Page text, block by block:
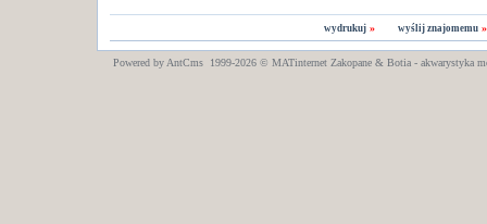
wydrukuj » wyślij znajomemu
Powered by AntCms 1999-2026 © MATinternet Zakopane& Botia - akwarystyka